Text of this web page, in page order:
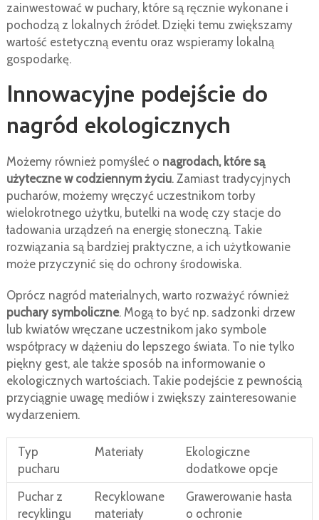
zainwestować w puchary, które są ręcznie wykonane i
pochodzą z lokalnych źródeł. Dzięki temu zwiększamy
wartość estetyczną eventu oraz wspieramy lokalną
gospodarkę.
Innowacyjne podejście do
nagród ekologicznych
Możemy również pomyśleć o nagrodach, które są
użyteczne w codziennym życiu. Zamiast tradycyjnych
pucharów, możemy wręczyć uczestnikom torby
wielokrotnego użytku, butelki na wodę czy stacje do
ładowania urządzeń na energię słoneczną. Takie
rozwiązania są bardziej praktyczne, a ich użytkowanie
może przyczynić się do ochrony środowiska.
Oprócz nagród materialnych, warto rozważyć również
puchary symboliczne. Mogą to być np. sadzonki drzew
lub kwiatów wręczane uczestnikom jako symbole
współpracy w dążeniu do lepszego świata. To nie tylko
piękny gest, ale także sposób na informowanie o
ekologicznych wartościach. Takie podejście z pewnością
przyciągnie uwagę mediów i zwiększy zainteresowanie
wydarzeniem.
Typ
pucharu
Materiały
Ekologiczne
dodatkowe opcje
Puchar z
recyklingu
Recyklowane
materiały
Grawerowanie hasła
o ochronie